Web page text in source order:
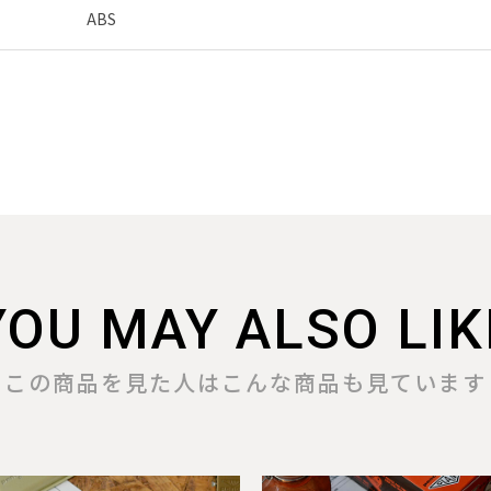
ABS
MAY ALSO
この商品を見た人はこんな商品も見ています